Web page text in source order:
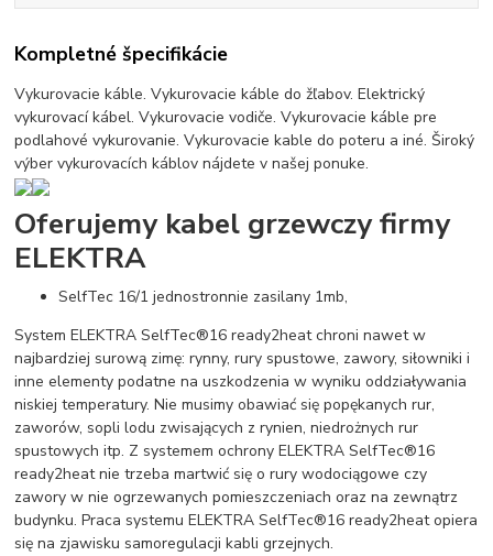
Kompletné špecifikácie
Vykurovacie káble. Vykurovacie káble do žľabov. Elektrický
vykurovací kábel. Vykurovacie vodiče. Vykurovacie káble pre
podlahové vykurovanie. Vykurovacie kable do poteru a iné. Široký
výber vykurovacích káblov nájdete v našej ponuke.
Oferujemy kabel grzewczy firmy
ELEKTRA
SelfTec 16/1 jednostronnie zasilany 1mb,
System ELEKTRA SelfTec®16 ready2heat chroni nawet w
najbardziej surową zimę: rynny, rury spustowe, zawory, siłowniki i
inne elementy podatne na uszkodzenia w wyniku oddziaływania
niskiej temperatury. Nie musimy obawiać się popękanych rur,
zaworów, sopli lodu zwisających z rynien, niedrożnych rur
spustowych itp. Z systemem ochrony ELEKTRA SelfTec®16
ready2heat nie trzeba martwić się o rury wodociągowe czy
zawory w nie ogrzewanych pomieszczeniach oraz na zewnątrz
budynku. Praca systemu ELEKTRA SelfTec®16 ready2heat opiera
się na zjawisku samoregulacji kabli grzejnych.